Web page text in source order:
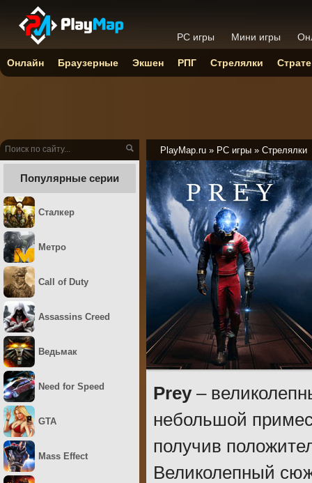
PlayMap.ru » PC игры » Стрелялки
Prey–
небольшой
получив
Великолепный
Популярные серии
Сталкер
Метро
Call of Duty
Assassins Creed
Ведьмак
Need for Speed
GTA
Mass Effect
PC игры Мини игры
Онлайн Браузерные Экшен РПГ Стрелялки